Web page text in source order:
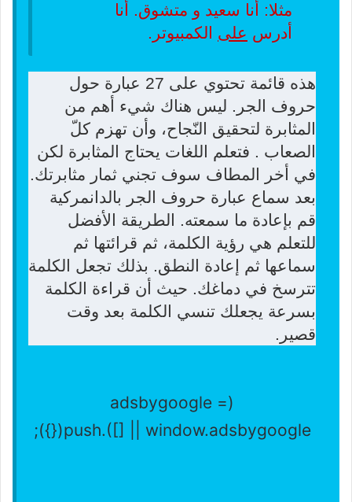
مثلا: أنا سعيد و متشوق. أنا
أدرس على الكمبيوتر.
هذه قائمة تحتوي على 27 عبارة حول
حروف الجر. ليس هناك شيء أهم من
المثابرة لتحقيق النّجاح، وأن تهزم كلّ
الصعاب . فتعلم اللغات يحتاج المثابرة لكن
في أخر المطاف سوف تجني ثمار مثابرتك.
بعد سماع عبارة حروف الجر بالدانمركية
قم بإعادة ما سمعته. الطريقة الأفضل
للتعلم هي رؤية الكلمة، ثم قرائتها ثم
سماعها ثم إعادة النطق. بذلك تجعل الكلمة
تترسخ في دماغك. حيث أن قراءة الكلمة
بسرعة يجعلك تنسي الكلمة بعد وقت
قصير.
(adsbygoogle =
window.adsbygoogle || []).push({});